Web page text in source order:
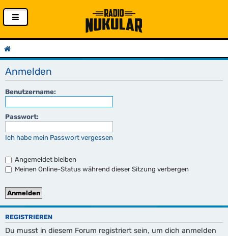
Anmelden
Benutzername:
Passwort:
Ich habe mein Passwort vergessen
Angemeldet bleiben
Meinen Online-Status während dieser Sitzung verbergen
REGISTRIEREN
Du musst in diesem Forum registriert sein, um dich anmelden